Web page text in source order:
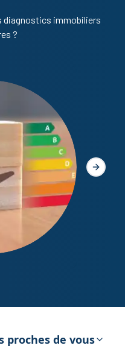
diagnostics immobiliers
?
Slide
proches de vous